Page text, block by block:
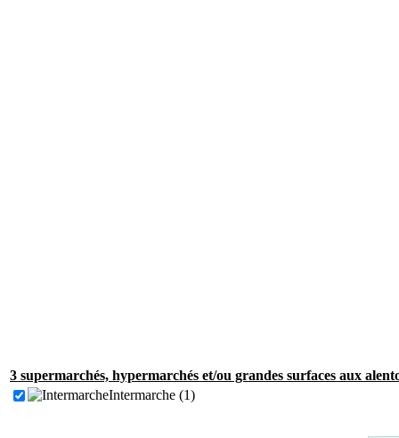
3 supermarchés, hypermarchés et/ou grandes surfaces aux
Intermarche (1)